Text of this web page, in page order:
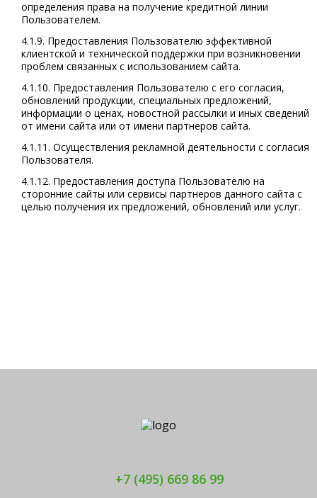
определения права на получение кредитной линии
Пользователем.
4.1.9. Предоставления Пользователю эффективной
клиентской и технической поддержки при возникновении
проблем связанных с использованием сайта.
4.1.10. Предоставления Пользователю с его согласия,
обновлений продукции, специальных предложений,
информации о ценах, новостной рассылки и иных сведений
от имени сайта или от имени партнеров сайта.
4.1.11. Осуществления рекламной деятельности с согласия
Пользователя.
4.1.12. Предоставления доступа Пользователю на
сторонние сайты или сервисы партнеров данного сайта с
целью получения их предложений, обновлений или услуг.
+7 (495) 669 86 99